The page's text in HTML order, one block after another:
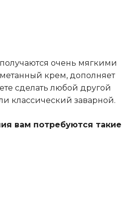
очень мягкими
крем, дополняет
сделать любой другой
классический заварной.
вам потребуются такие